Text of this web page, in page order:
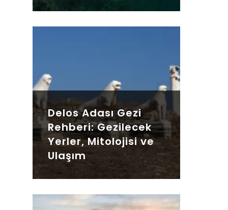
Delos Adası Gezi
Rehberi: Gezilecek
Yerler, Mitolojisi ve
Ulaşım